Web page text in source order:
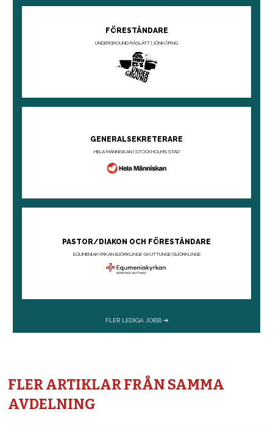
FLER ARTIKLAR FRÅN SAMMA
AVDELNING